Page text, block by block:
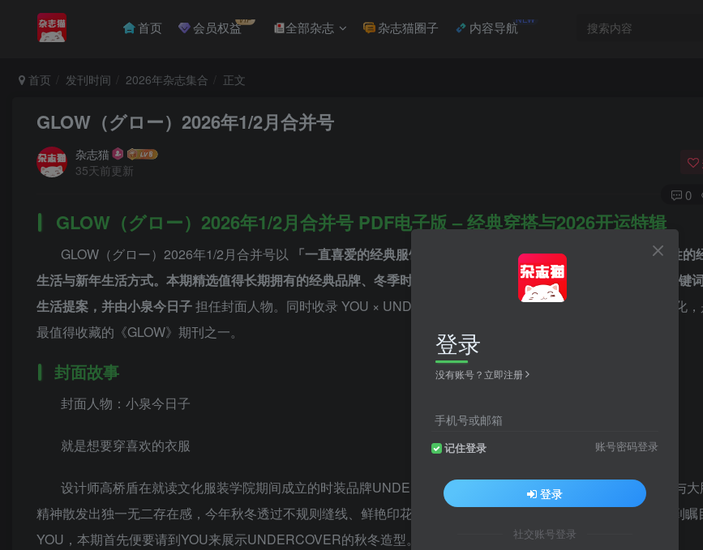
首页 会员权益VIP 全部杂志 杂志猫圈子 内容导航NEW
首页 发刊时间 2026年杂志集合 正文
GLOW（グロー）2026年1/2月合并号
杂志猫
35天前更新
0
GLOW（グロー）2026年1/2月合并号 PDF电子版 – 经典穿搭与2026开运特辑
GLOW（グロー）2026年1/2月合并号以
「一直喜爱的经典服饰（ずっと好きな服）」为主题，聚焦40代女性的
生活与新年生活方式。本期精选值得长期拥有的经典品牌、冬季时尚搭配、2025下半年最佳美妆、2026年开运关键
生活提案，并由小泉今日子担任封面人物。同时收录 YOU × UNDERCOVER 特别企划，分享经典设计与品牌文化
最值得收藏的《GLOW》期刊之一。
封面故事
封面人物：小泉今日子
就是想要穿喜欢的衣服
设计师高桥盾在就读文化服装学院期间成立的时装品牌UNDERCOVER，融合街头文化与高级时尚，以前卫与
精神散发出独一无二存在感，今年秋冬透过不规则缝线、鲜艳印花…等元素来展现出时尚与个性，以独特品味受到瞩
YOU，本期首先便要请到YOU来展示UNDERCOVER的秋冬造型。
登录
没有账号？立即注册
手机号或邮箱
记住登录 账号密码登录
登录
社交账号登录